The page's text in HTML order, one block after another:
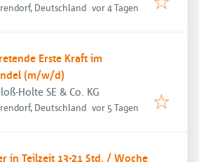
Deutschland Veröffentlicht
vor 4 Tagen
Erste Kraft im
(m/w/d)
Holte SE & Co. KG
Deutschland Veröffentlicht
vor 5 Tagen
in Teilzeit 13-21 Std. / Woche